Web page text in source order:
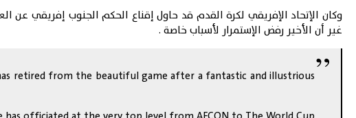
غير أن الأخير رفض الإستمرار لأسباب خاصة .
retired from the beautiful game after a fantastic and illustrious